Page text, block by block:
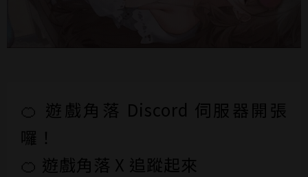
🍊 遊戲角落 Discord 伺服器開張
囉！
🍊 遊戲角落 X 追蹤起來